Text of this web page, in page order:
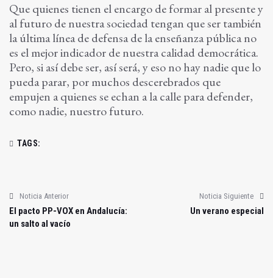
Que quienes tienen el encargo de formar al presente y
al futuro de nuestra sociedad tengan que ser también
la última línea de defensa de la enseñanza pública no
es el mejor indicador de nuestra calidad democrática.
Pero, si así debe ser, así será, y eso no hay nadie que lo
pueda parar, por muchos descerebrados que
empujen a quienes se echan a la calle para defender,
como nadie, nuestro futuro.
TAGS:
Noticia Anterior
El pacto PP-VOX en Andalucía:
un salto al vacío
Noticia Siguiente
Un verano especial